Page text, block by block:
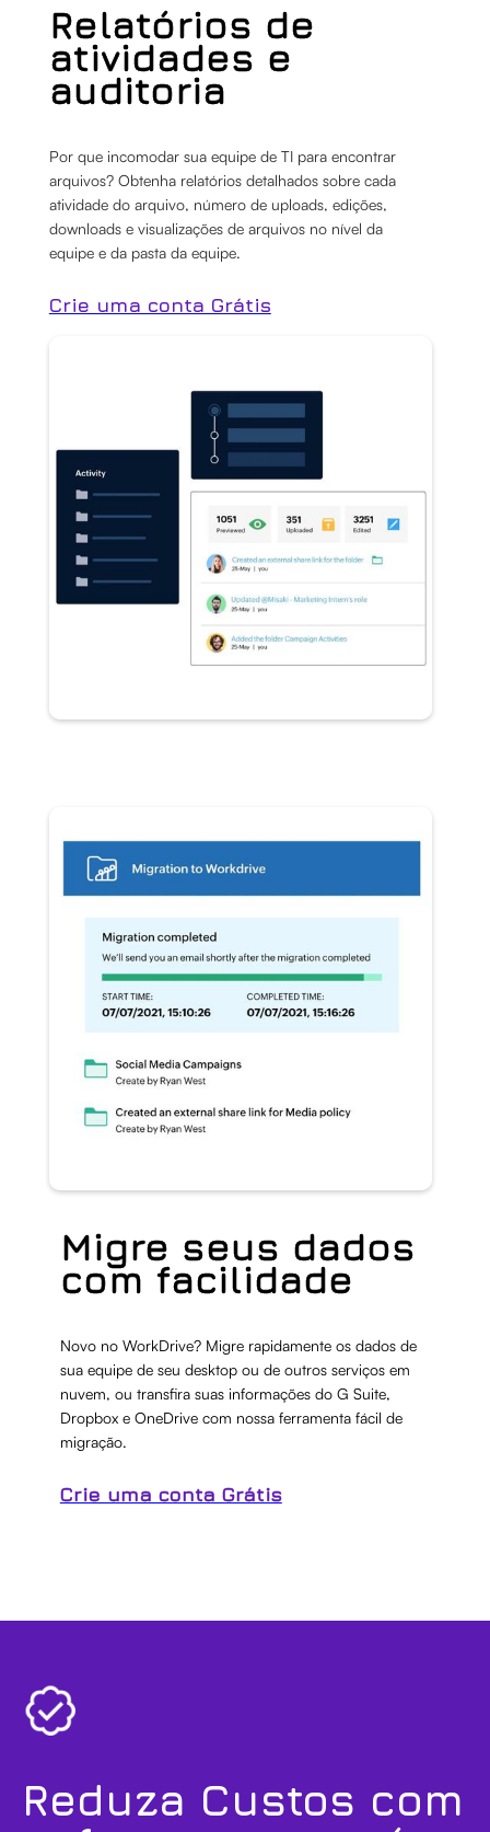
Relatórios de
atividades e
auditoria
Por que incomodar sua equipe de TI para encontrar
arquivos? Obtenha relatórios detalhados sobre cada
atividade do arquivo, número de uploads, edições,
downloads e visualizações de arquivos no nível da
equipe e da pasta da equipe.
Crie uma conta Grátis
Migre seus dados
com facilidade
Novo no WorkDrive? Migre rapidamente os dados de
sua equipe de seu desktop ou de outros serviços em
nuvem, ou transfira suas informações do G Suite,
Dropbox e OneDrive com nossa ferramenta fácil de
migração.
Crie uma conta Grátis
Reduza Custos com